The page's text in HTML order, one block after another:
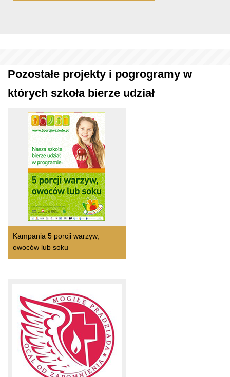
Pozostałe projekty i pogrogramy w
których szkoła bierze udział
Kampania 5 porcji warzyw,
owoców lub soku